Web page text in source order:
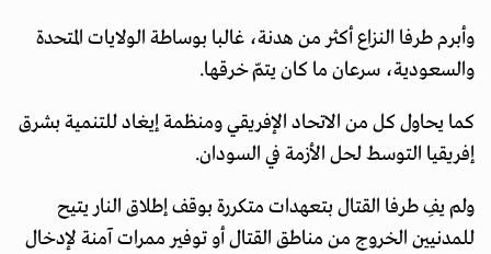
وأبرم طرفا النزاع أكثر من هدنة، غالبا بوساطة الولايات المتحدة
والسعودية، سرعان ما كان يتمّ خرقها.
كما يحاول كل من الاتحاد الإفريقي ومنظمة إيغاد للتنمية بشرق
إفريقيا التوسط لحل الأزمة في السودان.
ولم يفِ طرفا القتال بتعهدات متكررة بوقف إطلاق النار يتيح
للمدنيين الخروج من مناطق القتال أو توفير ممرات آمنة لإدخال